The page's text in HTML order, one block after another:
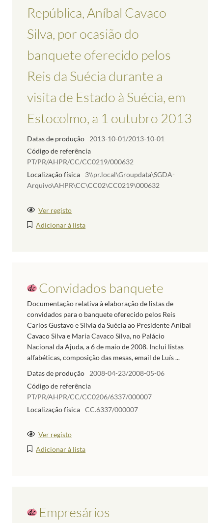
República, Aníbal Cavaco
Silva, por ocasião do
banquete oferecido pelos
Reis da Suécia durante a
visita de Estado à Suécia, em
Estocolmo, a 1 outubro 2013
Datas de produção
2013-10-01/2013-10-01
Código de referência
PT/PR/AHPR/CC/CC0219/000632
Localização física
3\\pr.local\Groupdata\SGDA-
Arquivo\AHPR\CC\CC02\CC0219\000632
Ver registo
Adicionar à lista
Convidados banquete
Documentação relativa à elaboração de listas de
convidados para o banquete oferecido pelos Reis
Carlos Gustavo e Sílvia da Suécia ao Presidente Aníbal
Cavaco Silva e Maria Cavaco Silva, no Palácio
Nacional da Ajuda, a 6 de maio de 2008. Inclui listas
alfabéticas, composição das mesas, email de Luís ...
Datas de produção
2008-04-23/2008-05-06
Código de referência
PT/PR/AHPR/CC/CC0206/6337/000007
Localização física CC.6337/000007
Ver registo
Adicionar à lista
Empresários